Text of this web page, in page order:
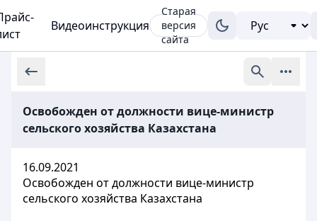
Видеоинструкция
Старая
версия
сайта
Освобожден от должности вице-министр
сельского хозяйства Казахстана
16.09.2021
Освобожден от должности вице-министр
сельского хозяйства Казахстана